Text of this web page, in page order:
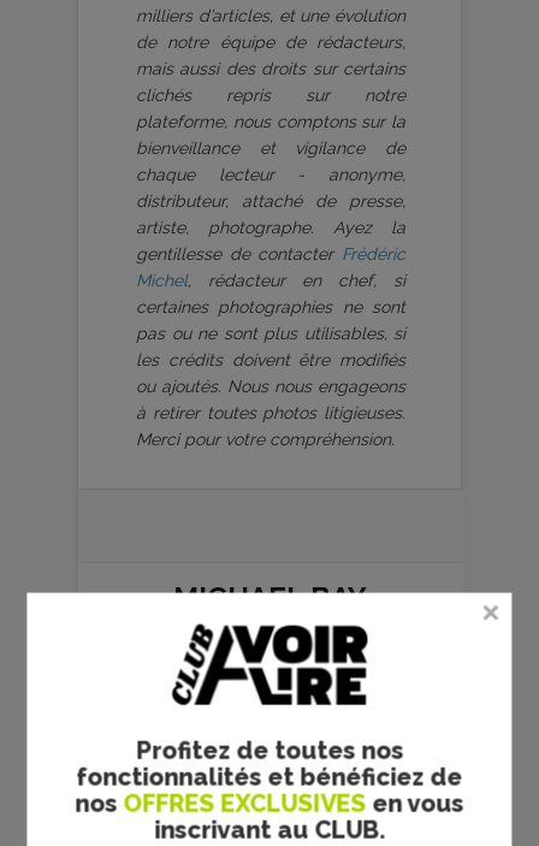
Profitez de toutes nos
fonctionnalités et bénéficiez de
nos OFFRES EXCLUSIVES en vous
inscrivant au CLUB.
milliers d’articles, et une évolution
de notre équipe de rédacteurs,
mais aussi des droits sur certains
clichés repris sur notre
plateforme, nous comptons sur la
bienveillance et vigilance de
chaque lecteur - anonyme,
distributeur, attaché de presse,
artiste, photographe. Ayez la
gentillesse de contacter Frédéric
Michel, rédacteur en chef, si
certaines photographies ne sont
pas ou ne sont plus utilisables, si
les crédits doivent être modifiés
ou ajoutés. Nous nous engageons
à retirer toutes photos litigieuses.
Merci pour votre compréhension.
MICHAEL BAY
Bad Boys II -
Michael Bay -
15/10/2003
13 Hours -
Michael Bay -